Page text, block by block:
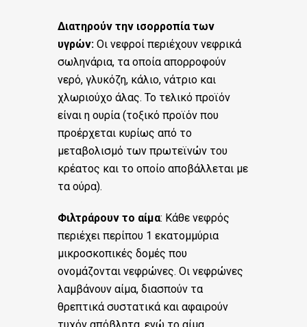
Διατηρούν την ισορροπία των
υγρών: Οι νεφροί περιέχουν νεφρικά
σωληνάρια, τα οποία απορροφούν
νερό, γλυκόζη, κάλιο, νάτριο και
χλωριούχο άλας. Το τελικό προϊόν
είναι η ουρία (τοξικό προϊόν που
προέρχεται κυρίως από το
μεταβολισμό των πρωτεϊνών του
κρέατος και το οποίο αποβάλλεται με
τα ούρα).
Φιλτράρουν το αίμα: Κάθε νεφρός
περιέχει περίπου 1 εκατομμύρια
μικροσκοπικές δομές που
ονομάζονται νεφρώνες. Οι νεφρώνες
λαμβάνουν αίμα, διασπούν τα
θρεπτικά συστατικά και αφαιρούν